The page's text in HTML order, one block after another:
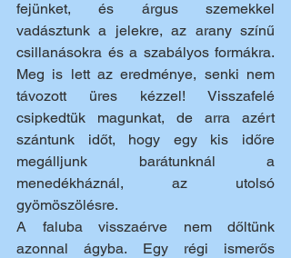
fejünket, és árgus szemekkel
vadásztunk a jelekre, az arany színű
csillanásokra és a szabályos formákra.
Meg is lett az eredménye, senki nem
távozott üres kézzel! Visszafelé
csipkedtük magunkat, de arra azért
szántunk időt, hogy egy kis időre
megálljunk barátunknál a
menedékháznál, az utolsó
gyömöszölésre.
A faluba visszaérve nem dőltünk
azonnal ágyba. Egy régi ismerős